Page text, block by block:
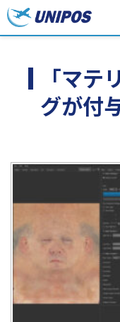
「マテ
グが付